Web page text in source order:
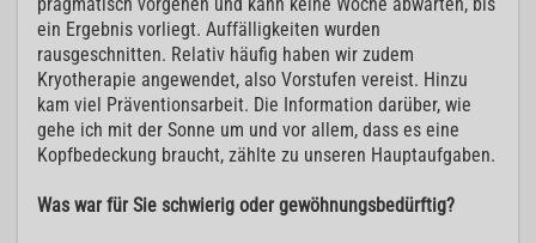
pragmatisch vorgehen und kann keine Woche abwarten, bis
ein Ergebnis vorliegt. Auffälligkeiten wurden
rausgeschnitten. Relativ häufig haben wir zudem
Kryotherapie angewendet, also Vorstufen vereist. Hinzu
kam viel Präventionsarbeit. Die Information darüber, wie
gehe ich mit der Sonne um und vor allem, dass es eine
Kopfbedeckung braucht, zählte zu unseren Hauptaufgaben.
Was war für Sie schwierig oder gewöhnungsbedürftig?